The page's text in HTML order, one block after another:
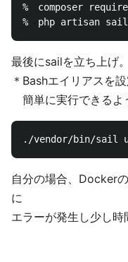
%　composer
最後にsailを立ち上げ。
＊Bashエイリアスを
簡単に実行できるよ
自分の場合、Docker
に
エラーが発生し少し時